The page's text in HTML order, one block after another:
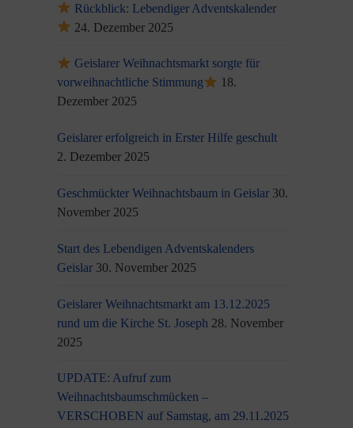
Rückblick: Lebendiger Adventskalender
24. Dezember 2025
Geislarer Weihnachtsmarkt sorgte für
vorweihnachtliche Stimmung
18.
Dezember 2025
Geislarer erfolgreich in Erster Hilfe geschult
2. Dezember 2025
Geschmückter Weihnachtsbaum in Geislar 30.
November 2025
Start des Lebendigen Adventskalenders
Geislar 30. November 2025
Geislarer Weihnachtsmarkt am 13.12.2025
rund um die Kirche St. Joseph 28. November
2025
UPDATE: Aufruf zum
Weihnachtsbaumschmücken –
VERSCHOBEN auf Samstag, am 29.11.2025